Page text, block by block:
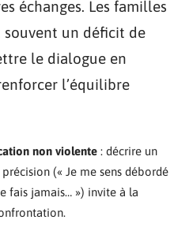
échanges. Les familles
souvent un déficit de
le dialogue en
l’équilibre
non violente : décrire un
(« Je me sens débordé
fais jamais… ») invite à la